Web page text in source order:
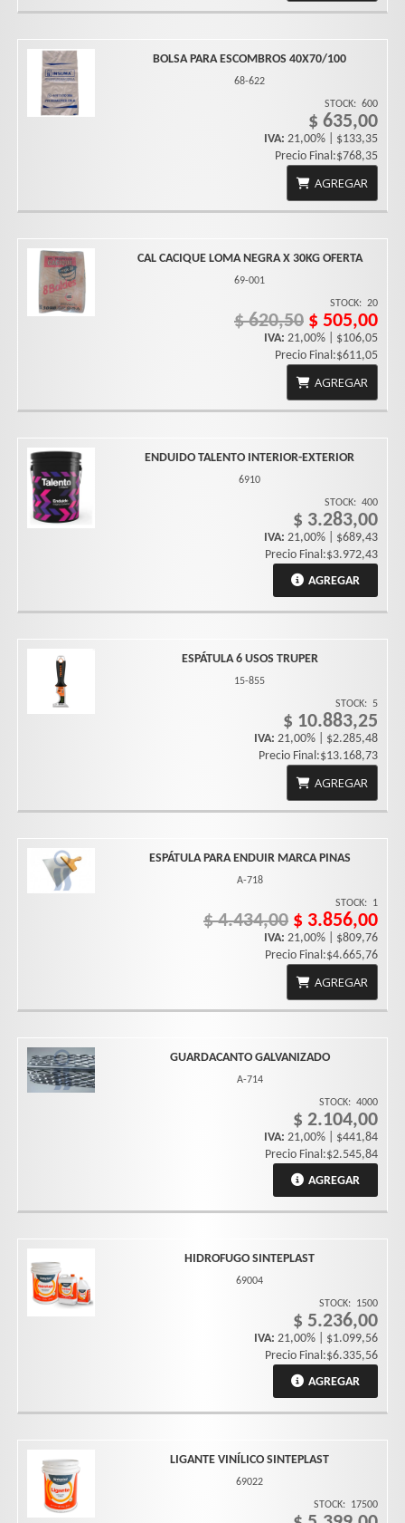
BOLSA PARA ESCOMBROS 40X70/100
68-622
STOCK: 600
$ 635,00
IVA: 21,00% | $133,35
Precio Final:$768,35
AGREGAR
CAL CACIQUE LOMA NEGRA X 30KG OFERTA
69-001
STOCK: 20
$ 620,50 $ 505,00
IVA: 21,00% | $106,05
Precio Final:$611,05
AGREGAR
ENDUIDO TALENTO INTERIOR-EXTERIOR
6910
STOCK: 400
$ 3.283,00
IVA: 21,00% | $689,43
Precio Final:$3.972,43
AGREGAR
ESPÁTULA 6 USOS TRUPER
15-855
STOCK: 5
$ 10.883,25
IVA: 21,00% | $2.285,48
Precio Final:$13.168,73
AGREGAR
ESPÁTULA PARA ENDUIR MARCA PINAS
A-718
STOCK: 1
$ 4.434,00 $ 3.856,00
IVA: 21,00% | $809,76
Precio Final:$4.665,76
AGREGAR
GUARDACANTO GALVANIZADO
A-714
STOCK: 4000
$ 2.104,00
IVA: 21,00% | $441,84
Precio Final:$2.545,84
AGREGAR
HIDROFUGO SINTEPLAST
69004
STOCK: 1500
$ 5.236,00
IVA: 21,00% | $1.099,56
Precio Final:$6.335,56
AGREGAR
LIGANTE VINÍLICO SINTEPLAST
69022
STOCK: 17500